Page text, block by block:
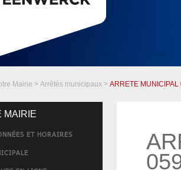
Mairie > Arrêtés municipaux > ARRETE
MAIRIE
ET HORAIRES